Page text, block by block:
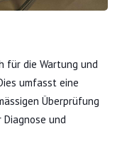
für die Wartung und
umfasst eine
Überprüfung
und